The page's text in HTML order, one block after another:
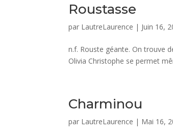
Roustasse
par LautreLaurence | Juin 16,
n.f. Rouste géante. On trouve
Olivia Christophe se permet
Charminou
par LautreLaurence | Mai 16,